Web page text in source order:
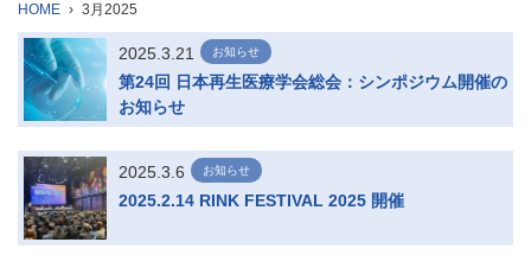
HOME 3月2025
2025.3.21 お知らせ
第24回 日本再生医療学会総会：シンポジウム開催の
お知らせ
2025.3.6 お知らせ
2025.2.14 RINK FESTIVAL 2025 開催